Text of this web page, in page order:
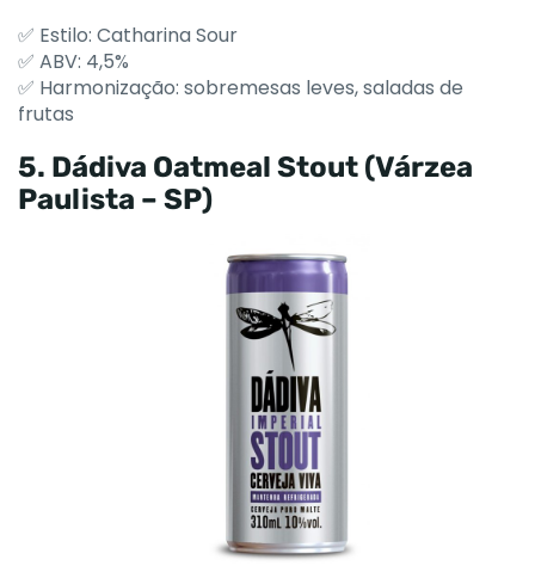
✅ Estilo: Catharina Sour
✅ ABV: 4,5%
✅ Harmonização: sobremesas leves, saladas de
frutas
5. Dádiva Oatmeal Stout (Várzea
Paulista – SP)